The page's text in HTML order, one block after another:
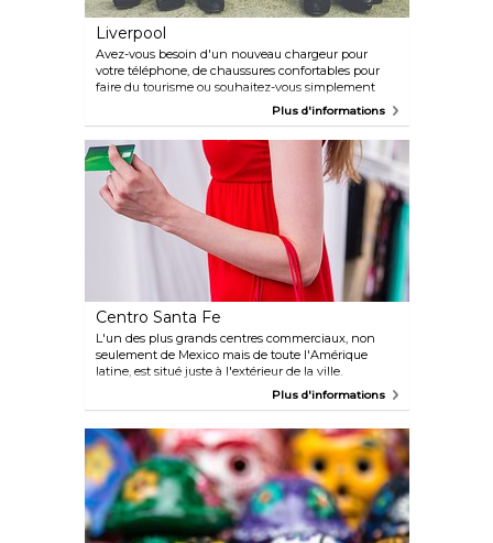
Liverpool
Avez-vous besoin d'un nouveau chargeur pour
votre téléphone, de chaussures confortables pour
faire du tourisme ou souhaitez-vous simplement
acheter une nouvelle robe pour la fête de ce soir ?
Entrez avec votre carte de crédit, car vous ne sortirez
pas de ce grand magasin les mains vides. Le dernier
étage de la succursale du centre est idéal pour un
déjeuner buffet avec vue sur Mexico.
Plus d'informations
Centro Santa Fe
L'un des plus grands centres commerciaux, non
seulement de Mexico mais de toute l'Amérique
latine, est situé juste à l'extérieur de la ville.
L'assortiment de magasins et de boutiques est
patinoire sur place !).
Plus d'informations